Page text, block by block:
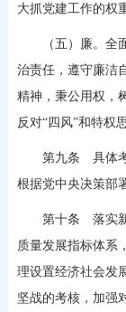
大抓党建工作的权
（五）廉。全面
治责任，遵守廉洁
精神，秉公用权，
反对“四风”和特权
第九条 具体考核
根据党中央决策部
第十条 落实新
质量发展指标体系
理设置经济社会发
坚战的考核，加强